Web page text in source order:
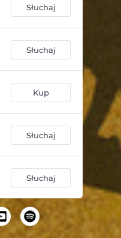
Słuchaj
Słuchaj
Kup
Słuchaj
Słuchaj